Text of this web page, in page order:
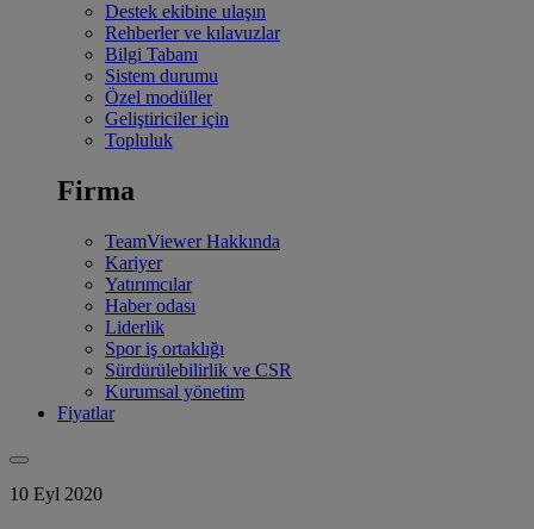
Destek ekibine ulaşın
Rehberler ve kılavuzlar
Bilgi Tabanı
Sistem durumu
Özel modüller
Geliştiriciler için
Topluluk
Firma
TeamViewer Hakkında
Kariyer
Yatırımcılar
Haber odası
Liderlik
Spor iş ortaklığı
Sürdürülebilirlik ve CSR
Kurumsal yönetim
Fiyatlar
10 Eyl 2020